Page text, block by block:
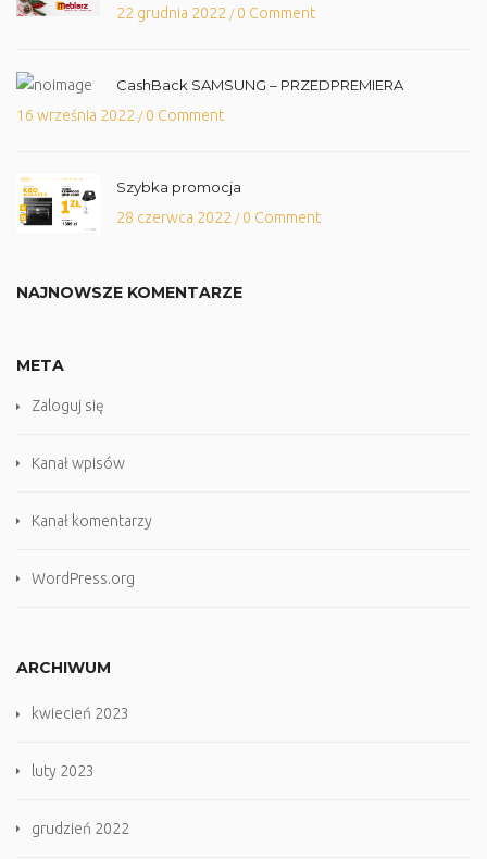
22 grudnia 2022 /0 Comment
CashBack SAMSUNG – PRZEDPREMIERA
16 września 2022 /0 Comment
Szybka promocja
28 czerwca 2022 /0 Comment
NAJNOWSZE KOMENTARZE
META
Zaloguj się
Kanał wpisów
Kanał komentarzy
WordPress.org
ARCHIWUM
kwiecień 2023
luty 2023
grudzień 2022